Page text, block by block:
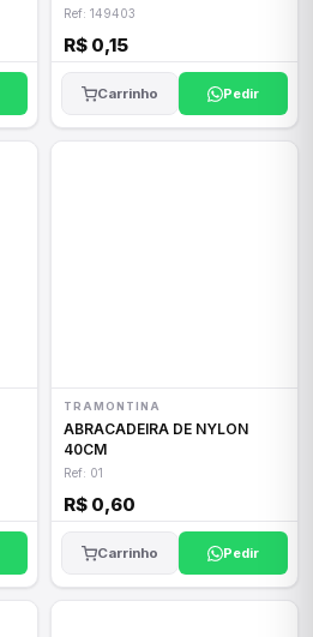
Ref: 149403
R$ 0,15
Carrinho Pedir
TRAMONTINA
ABRACADEIRA DE NYLON
40CM
Ref: 01
R$ 0,60
Carrinho Pedir